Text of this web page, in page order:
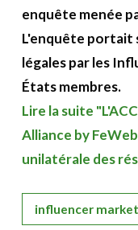
enquête menée
L'enquête portait
légales par les
États membres.
Lire la suite
Alliance by
unilatérale des
influencer